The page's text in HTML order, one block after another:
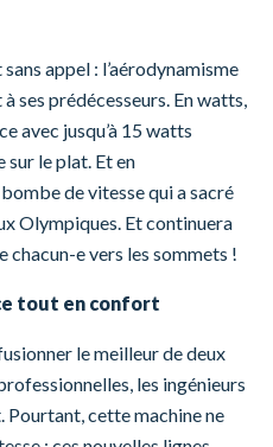
appel : l’aérodynamisme
ses prédécesseurs. En watts,
avec jusqu’à 15 watts
sur le plat. Et en
de vitesse qui a sacré
Olympiques. Et continuera
e vers les sommets !
tout en confort
le meilleur de deux
les ingénieurs
cette machine ne